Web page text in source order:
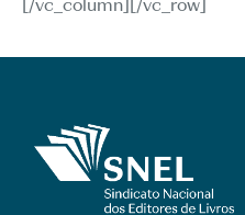
[/vc_column][/vc_row]